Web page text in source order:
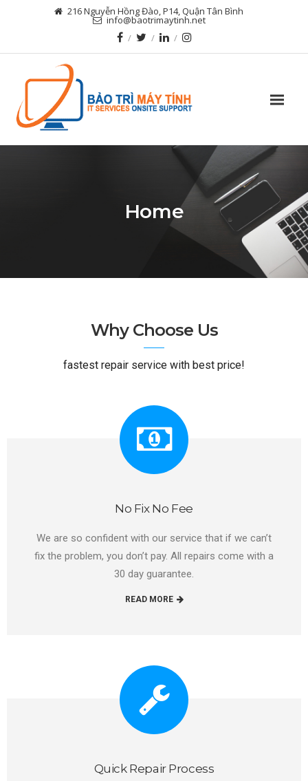
216 Nguyễn Hồng Đào, P14, Quận Tân Bình
info@baotrimaytinh.net
Home
Why Choose Us
fastest repair service with best price!
No Fix No Fee
We are so confident with our service that if we can’t
fix the problem, you don’t pay. All repairs come with a
30 day guarantee.
READ MORE
Quick Repair Process